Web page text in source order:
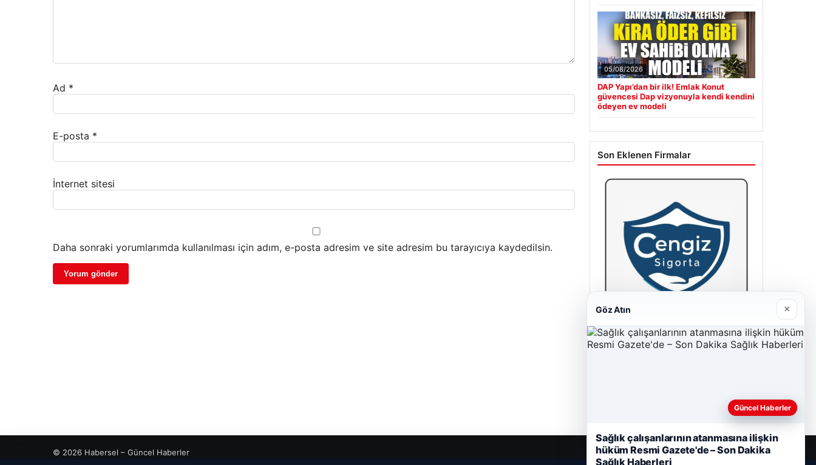
Ad *
E-posta *
İnternet sitesi
Daha sonraki yorumlarımda kullanılması için adım, e-posta adresim ve site adresim bu tarayıcıya kaydedilsin.
05/08/2026
DAP Yapı’dan bir ilk! Emlak Konut
güvencesi Dap vizyonuyla kendi kendini
ödeyen ev modeli
Son Eklenen Firmalar
Cengiz Sigorta
© 2026 Habersel – Güncel Haberler
Göz Atın ×
Güncel Haberler
Sağlık çalışanlarının atanmasına ilişkin
hüküm Resmi Gazete'de – Son Dakika
Sağlık Haberleri